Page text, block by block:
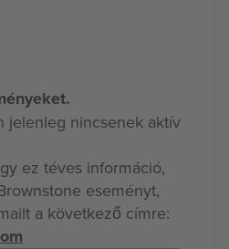
jelenleg nincsenek aktív
ez téves információ,
eseményt,
a következő címre: